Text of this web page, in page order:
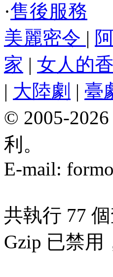
·售後服務
美麗密令 |
家 | 女人的
| 大陸劇 | 臺
© 2005-
利。
E-mail:
共執行 77
Gzip 已禁用